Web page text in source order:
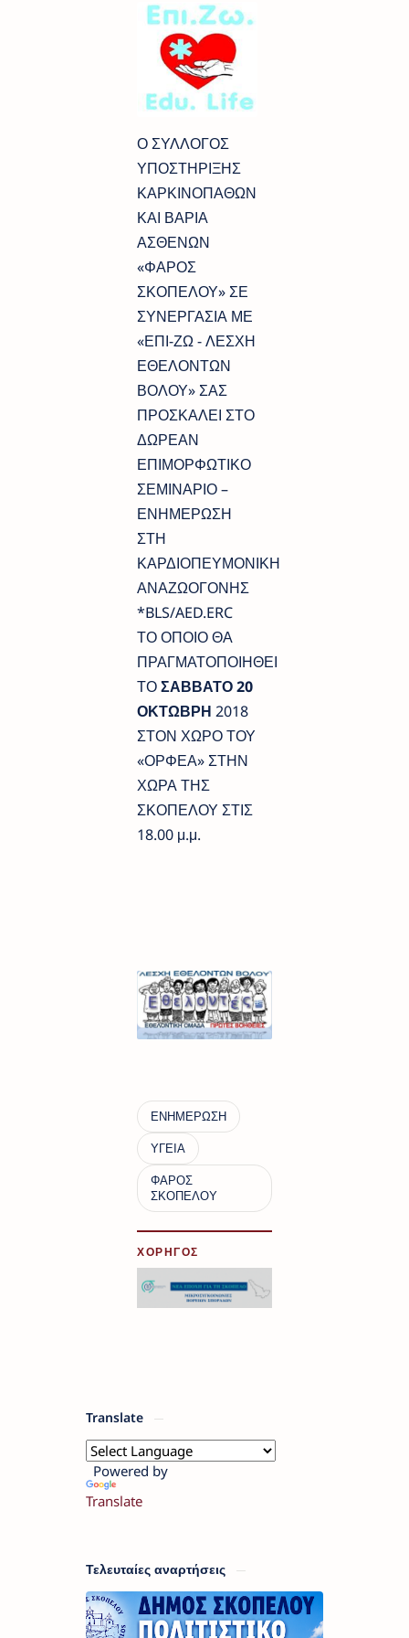
Ο ΣΥΛΛΟΓΟΣ
ΥΠΟΣΤΗΡΙΞΗΣ
ΚΑΡΚΙΝΟΠΑΘΩΝ
ΚΑΙ ΒΑΡΙΑ
ΑΣΘΕΝΩΝ
«ΦΑΡΟΣ
ΣΚΟΠΕΛΟΥ» ΣΕ
ΣΥΝΕΡΓΑΣΙΑ ΜΕ
«ΕΠΙ-ΖΩ - ΛΕΣΧΗ
ΕΘΕΛΟΝΤΩΝ
ΒΟΛΟΥ» ΣΑΣ
ΠΡΟΣΚΑΛΕΙ ΣΤΟ
ΔΩΡΕΑΝ
ΕΠΙΜΟΡΦΩΤΙΚΟ
ΣΕΜΙΝΑΡΙΟ –
ΕΝΗΜΕΡΩΣΗ
ΣΤΗ
ΚΑΡΔΙΟΠΕΥΜΟΝΙΚΗ
ΑΝΑΖΩΟΓΟΝΗΣ
*BLS/AED.ERC
ΤΟ ΟΠΟΙΟ ΘΑ
ΠΡΑΓΜΑΤΟΠΟΙΗΘΕΙ
ΤΟΣΑΒΒΑΤΟ 20
ΟΚΤΩΒΡΗ 2018
ΣΤΟΝ ΧΩΡΟ ΤΟΥ
«ΟΡΦΕΑ» ΣΤΗΝ
ΧΩΡΑ ΤΗΣ
ΣΚΟΠΕΛΟΥ ΣΤΙΣ
18.00 μ.μ.
ΧΟΡΗΓΟΣ
Translate
Powered by
Translate
Τελευταίες αναρτήσεις